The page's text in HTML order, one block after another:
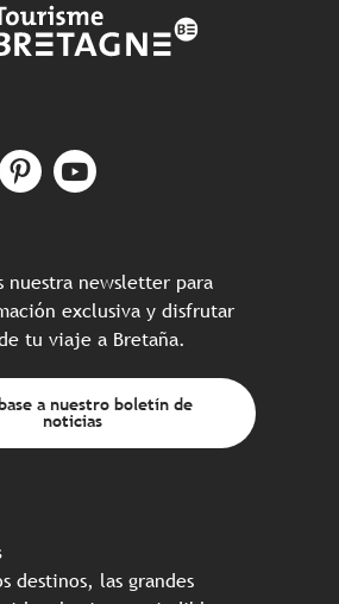
nuestra newsletter para
exclusiva y disfrutar
tu viaje a Bretaña.
a nuestro boletín de
noticias
destinos, las grandes